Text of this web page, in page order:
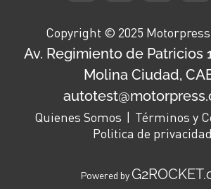
Copyright © 2025
Av. Regimiento de Patricios
Molina Ciudad,
Quienes Somos
Términos y
Politica de privacidad
Powered by